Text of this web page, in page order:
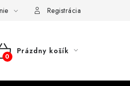
Registrácia
Prázdny košík